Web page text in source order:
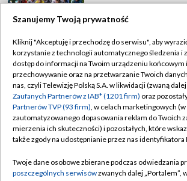
TVP
Abonament TVP
Sklep TVP
Biuro Reklamy
Oferta Handlowa
Emisja w TVP
Regulamin TVP
Polityka prywatności
Moje zgody
Biuro reklamy
Szanujemy Twoją prywatność
Kliknij "Akceptuję i przechodzę do serwisu", aby
korzystanie z technologii automatycznego śledzenia i
dostęp do informacji na Twoim urządzeniu końcowym
przechowywanie oraz na przetwarzanie Twoich
nas, czyli Telewizję Polską S.A. w likwidacji (zwaną
Zaufanych Partnerów z IAB* (1201 firm) oraz
Partnerów TVP (93 firm), w celach marketingowych
zautomatyzowanego dopasowania reklam do Twoich
mierzenia ich skuteczności) i pozostałych, które
także zgody na udostępnianie przez nas identyfikatora
Twoje dane osobowe zbierane podczas odwiedzania
poszczególnych serwisówzwanych dalej „Portalem”,